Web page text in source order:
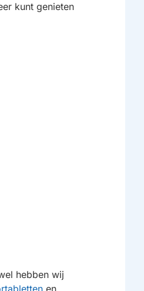
kunt genieten
hebben wij